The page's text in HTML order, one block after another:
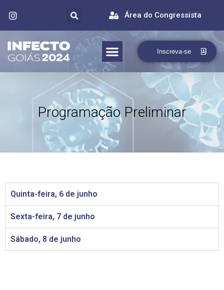
Área do Congressista
Inscreva-se
Programação Preliminar
Quinta-feira, 6 de junho
Sexta-feira, 7 de junho
Sábado, 8 de junho